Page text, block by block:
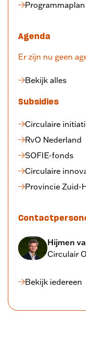
Agenda
Er zijn nu geen
Bekijk alles
Subsidies
Circulaire
RvO Nederland
SOFIE-fonds
Circulaire
Provincie Zuid-
Hijmen
Circulair
Bekijk iedereen